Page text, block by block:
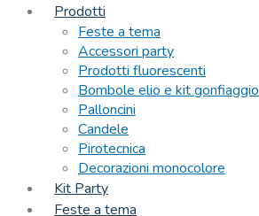
Prodotti
Feste a tema
Accessori party
Prodotti fluorescenti
Bombole elio e kit gonfiaggio
Palloncini
Candele
Pirotecnica
Decorazioni monocolore
Kit Party
Feste a tema